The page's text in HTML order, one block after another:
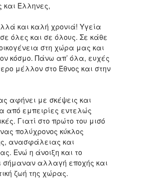
και Έλληνες,
και καλή χρονιά! Υγεία
όλες και σε όλους. Σε κάθε
στη χώρα μας και
κόσμο. Πάνω απ’ όλα, ευχές
μέλλον στο Έθνος και στην
αφήνει με σκέψεις και
από εμπειρίες εντελώς
Γιατί στο πρώτο του μισό
πολύχρονος κύκλος
ανασφάλειας και
Ενώ η άνοιξη και το
σήμαναν αλλαγή εποχής και
ζωή της χώρας.